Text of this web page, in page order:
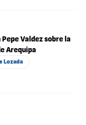
Valdez sobre la
Arequipa
Lozada